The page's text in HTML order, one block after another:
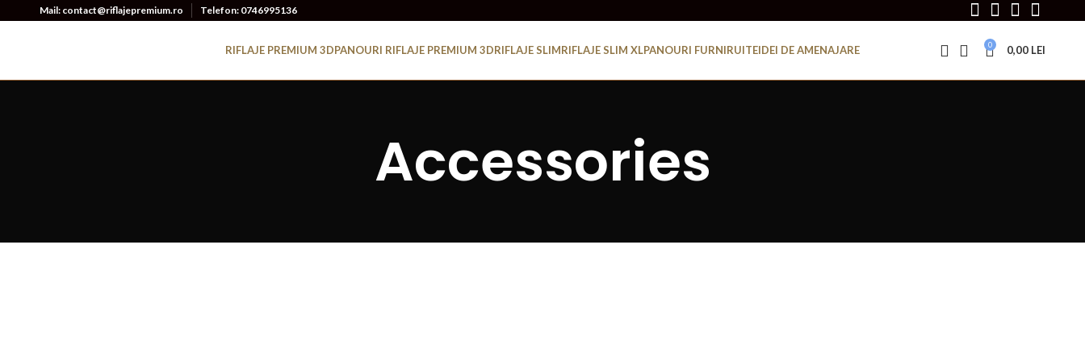
Mail: contact@riflajepremium.ro Telefon: 0746995136
RIFLAJE PREMIUM 3DPANOURI RIFLAJE PREMIUM 3DRIFLAJE SLIMRIFLAJE SLIM XLPANOURI FURNIRUITEIDEI DE AMENAJARE 0 0,00 LEI
Accessories